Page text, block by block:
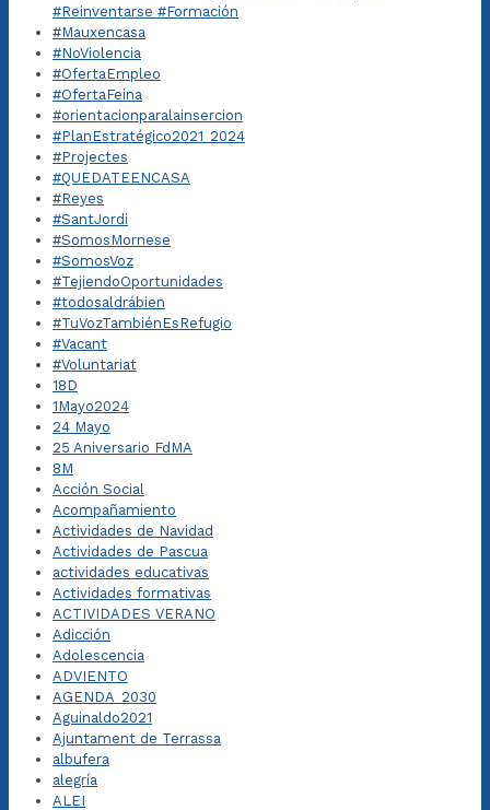
#Reinventarse #Formación
#Mauxencasa
#NoViolencia
#OfertaEmpleo
#OfertaFeina
#orientacionparalainsercion
#PlanEstratégico2021_2024
#Projectes
#QUEDATEENCASA
#Reyes
#SantJordi
#SomosMornese
#SomosVoz
#TejiendoOportunidades
#todosaldrábien
#TuVozTambiénEsRefugio
#Vacant
#Voluntariat
18D
1Mayo2024
24 Mayo
25 Aniversario FdMA
8M
Acción Social
Acompañamiento
Actividades de Navidad
Actividades de Pascua
actividades educativas
Actividades formativas
ACTIVIDADES VERANO
Adicción
Adolescencia
ADVIENTO
AGENDA_2030
Aguinaldo2021
Ajuntament de Terrassa
albufera
alegría
ALEI